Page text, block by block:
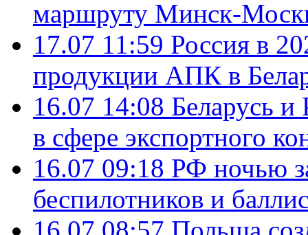
маршруту Минск-
17.07 11:59 Россия в
продукции АПК в
16.07 14:08 Беларусь и
в сфере экспортного
16.07 09:18 РФ ночью
беспилотников и